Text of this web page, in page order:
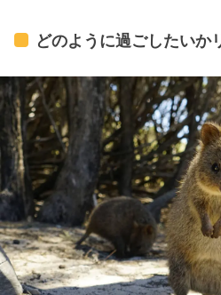
どのように過ごしたいか